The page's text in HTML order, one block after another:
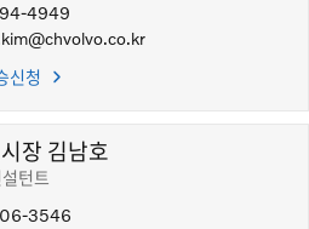
4949
신청
장 김남호
턴트
3546